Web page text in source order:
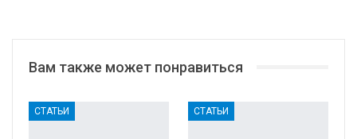
Вам также может понравиться
СТАТЬИ СТАТЬИ